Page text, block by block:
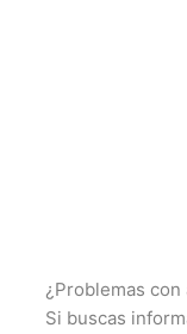
¿Problemas
Si buscas